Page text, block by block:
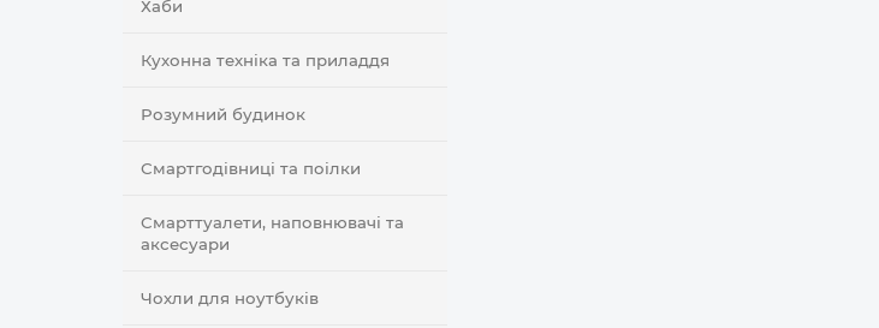
Хаби
Кухонна техніка та приладдя
Розумний будинок
Смартгодівниці та поілки
Смарттуалети, наповнювачі та
аксесуари
Чохли для ноутбуків